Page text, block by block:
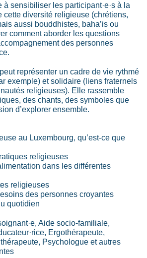
à sensibiliser les participant·e·s à la
cette diversité religieuse (chrétiens,
aussi bouddhistes, baha’is ou
comment aborder les questions
des personnes
représenter un cadre de vie rythmé
exemple) et solidaire (liens fraternels
religieuses). Elle rassemble
des chants, des symboles que
d’explorer ensemble.
au Luxembourg, qu’est-ce que
religieuses
dans les différentes
religieuses
des personnes croyantes
quotidien
Aide socio-familiale,
Ergothérapeute,
Psychologue et autres